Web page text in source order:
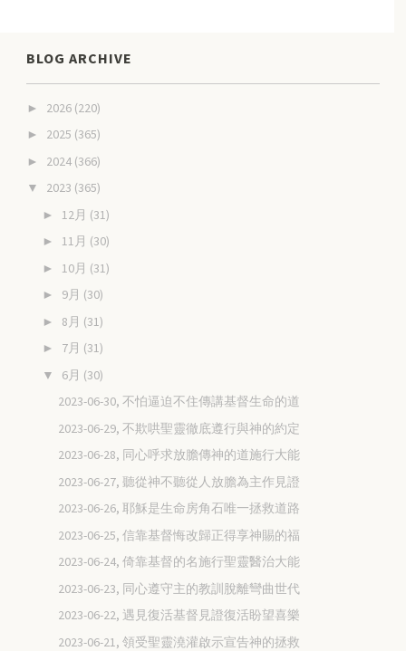
BLOG ARCHIVE
► 2026 (220)
► 2025 (365)
► 2024 (366)
▼ 2023 (365)
► 12月 (31)
► 11月 (30)
► 10月 (31)
► 9月 (30)
► 8月 (31)
► 7月 (31)
▼ 6月 (30)
2023-06-30, 不怕逼迫不住傳講基督生命的道
2023-06-29, 不欺哄聖靈徹底遵行與神的約定
2023-06-28, 同心呼求放膽傳神的道施行大能
2023-06-27, 聽從神不聽從人放膽為主作見證
2023-06-26, 耶穌是生命房角石唯一拯救道路
2023-06-25, 信靠基督悔改歸正得享神賜的福
2023-06-24, 倚靠基督的名施行聖靈醫治大能
2023-06-23, 同心遵守主的教訓脫離彎曲世代
2023-06-22, 遇見復活基督見證復活盼望喜樂
2023-06-21, 領受聖靈澆灌啟示宣告神的拯救